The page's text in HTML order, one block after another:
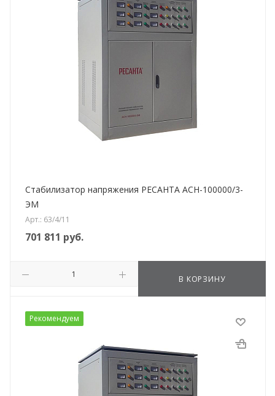
Стабилизатор напряжения РЕСАНТА АСН-100000/3-
ЭМ
Арт.: 63/4/11
701 811 руб.
В КОРЗИНУ
Рекомендуем